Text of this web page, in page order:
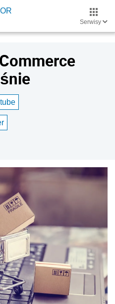
Serwisy